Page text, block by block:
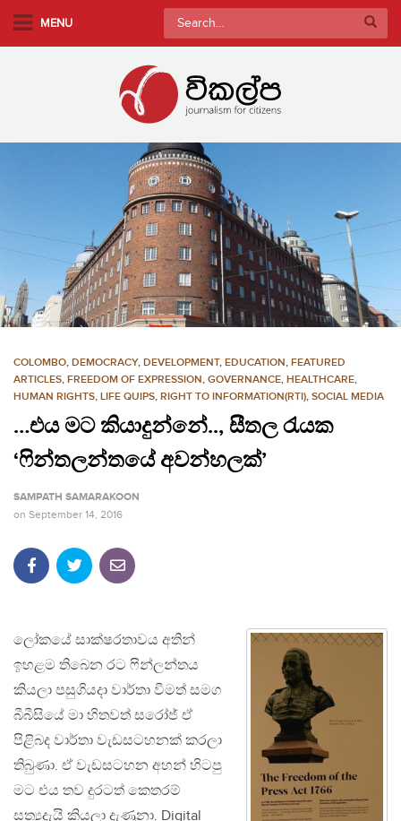
m
c
t
e
MENU
Search
for:
COLOMBO, DEMOCRACY, DEVELOPMENT, EDUCATION, FEATURED
ARTICLES, FREEDOM OF EXPRESSION, GOVERNANCE, HEALTHCARE,
HUMAN RIGHTS, LIFE QUIPS, RIGHT TO INFORMATION(RTI), SOCIAL MEDIA
…එය මට කියාදුන්නේ.., සීතල රැයක
‘ෆින්තලන්තයේ අවන්හලක්’
SAMPATH SAMARAKOON
on September 14, 2016
ලෝකයේ සාක්ෂරතාවය අතින්
ඉහළම තිබෙන රට ෆින්ලන්තය
කියලා පසුගියදා වාර්තා වීමත් සමග
බීබීසියේ මා හිතවත් සරෝජ් ඒ
පිළිබද වාර්තා වැඩසටහනක් කරලා
තිබුණා. ඒ වැඩසටහන අහන් හිටපු
මට එය තව දුරටත් කෙතරම්
සත්‍යදැයි කියලා දැණුනා. Digital